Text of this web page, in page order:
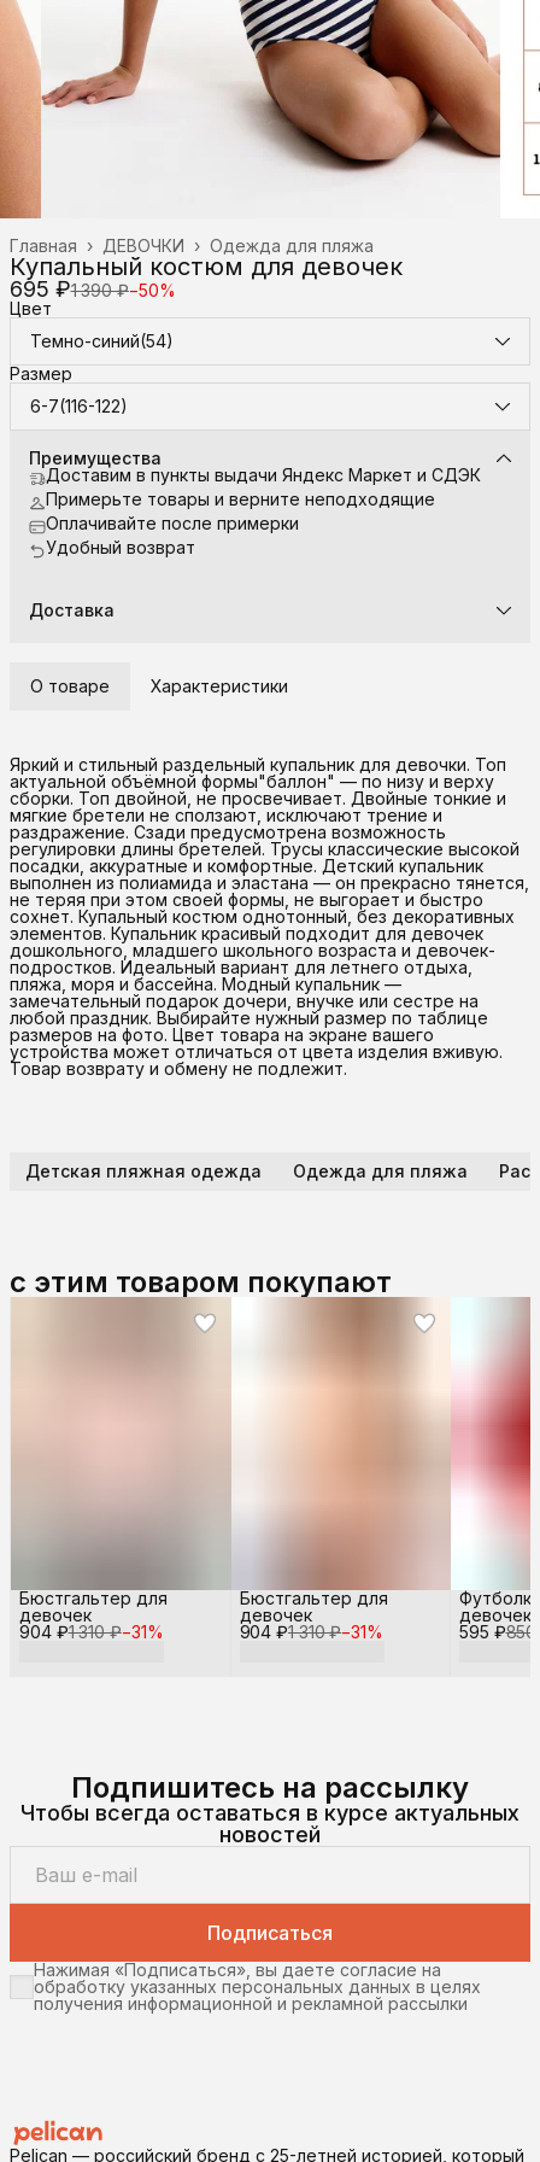
Одежда для пляжа
ДЕВОЧКИ ›
Главная ›
Купальный костюм для девочек
695 ₽1 390 ₽−50%
Цвет
Темно-синий(54)
Размер
6-7(116-122)
Преимущества
Доставим в пункты выдачи Яндекс Маркет и СДЭК
Примерьте товары и верните неподходящие
Оплачивайте после примерки
Удобный возврат
Доставка
О товаре Характеристики
Яркий и стильный раздельный купальник для девочки. Топ
актуальной объёмной формы"баллон" — по низу и верху
сборки. Топ двойной, не просвечивает. Двойные тонкие и
мягкие бретели не сползают, исключают трение и
раздражение. Сзади предусмотрена возможность
регулировки длины бретелей. Трусы классические высокой
посадки, аккуратные и комфортные. Детский купальник
выполнен из полиамида и эластана — он прекрасно тянется,
не теряя при этом своей формы, не выгорает и быстро
сохнет. Купальный костюм однотонный, без декоративных
элементов. Купальник красивый подходит для девочек
дошкольного, младшего школьного возраста и девочек-
подростков. Идеальный вариант для летнего отдыха,
пляжа, моря и бассейна. Модный купальник —
замечательный подарок дочери, внучке или сестре на
любой праздник. Выбирайте нужный размер по таблице
размеров на фото. Цвет товара на экране вашего
устройства может отличаться от цвета изделия вживую.
Товар возврату и обмену не подлежит.
Детская пляжная одежда Одежда для пляжа
с этим товаром покупают
904 ₽1 310 ₽−31%
Бюстгальтер для
девочек
904 ₽1 310 ₽−31%
Бюстгальтер для
девочек
595 ₽
девочек
Подпишитесь на рассылку
Чтобы всегда оставаться в курсе актуальных
новостей
Подписаться
Нажимая «Подписаться», вы даете согласие на
обработку указанных персональных данных в целях
получения информационной и рекламной рассылки
Pelican — российский бренд с 25-летней историей, который